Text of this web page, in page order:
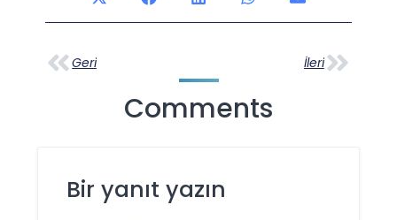
Geri İleri
Comments
Bir yanıt yazın